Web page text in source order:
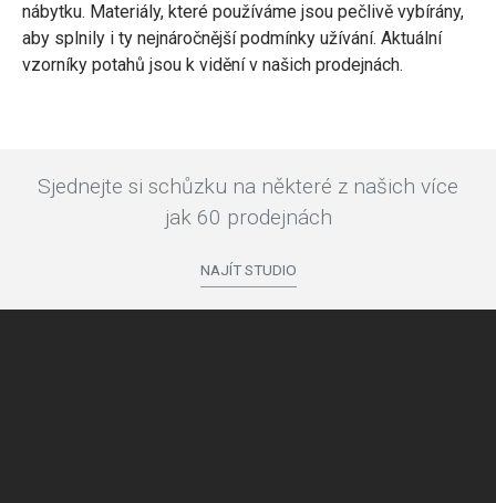
nábytku. Materiály, které používáme jsou pečlivě vybírány,
aby splnily i ty nejnáročnější podmínky užívání. Aktuální
vzorníky potahů jsou k vidění v našich prodejnách.
Sjednejte si schůzku na některé z našich více
jak 60 prodejnách
NAJÍT STUDIO